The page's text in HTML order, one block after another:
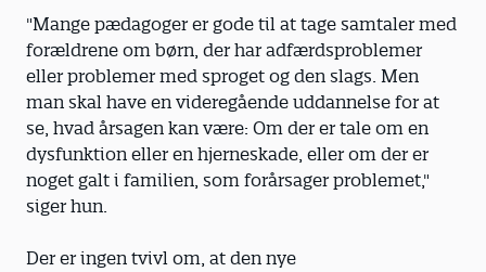
"Mange pædagoger er gode til at tage samtaler med
forældrene om børn, der har adfærdsproblemer
eller problemer med sproget og den slags. Men
man skal have en videregående uddannelse for at
se, hvad årsagen kan være: Om der er tale om en
dysfunktion eller en hjerneskade, eller om der er
noget galt i familien, som forårsager problemet,"
siger hun.
Der er ingen tvivl om, at den nye